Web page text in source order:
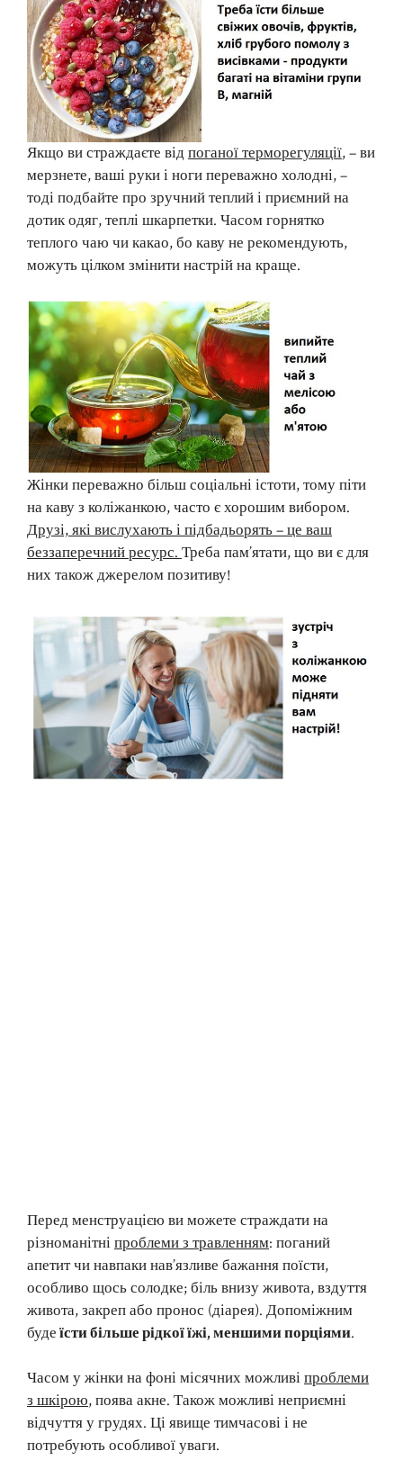
Якщо ви страждаєте відпоганої терморегуляції, – ви
мерзнете, ваші руки і ноги переважно холодні, –
тоді подбайте про зручний теплий і приємний на
дотик одяг, теплі шкарпетки. Часом горнятко
теплого чаю чи какао, бо каву не рекомендують,
можуть цілком змінити настрій на краще.
Жінки переважно більш соціальні істоти, тому піти
на каву з коліжанкою, часто є хорошим вибором.
Друзі, які вислухають і підбадьорять – це ваш
беззаперечний ресурс. Треба пам’ятати, що ви є для
них також джерелом позитиву!
Перед менструацією ви можете страждати на
різноманітніпроблеми з травленням: поганий
апетит чи навпаки нав’язливе бажання поїсти,
особливо щось солодке; біль внизу живота, вздуття
живота, закреп або пронос (діарея). Допоміжним
будеїсти більше рідкої їжі, меншими порціями.
Часом у жінки на фоні місячних можливіпроблеми
з шкірою, поява акне. Також можливі неприємні
відчуття у грудях. Ці явище тимчасові і не
потребують особливої уваги.